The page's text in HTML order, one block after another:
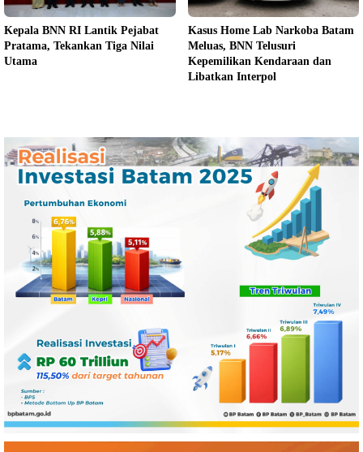
Kepala BNN RI Lantik Pejabat
Pratama, Tekankan Tiga Nilai
Utama
Kasus Home Lab Narkoba Batam
Meluas, BNN Telusuri
Kepemilikan Kendaraan dan
Libatkan Interpol